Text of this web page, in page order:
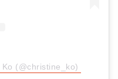
(@christine_ko)